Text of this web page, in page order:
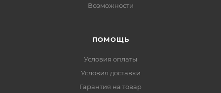
Возможности
ПОМОЩЬ
Условия оплаты
Условия доставки
Гарантия на товар